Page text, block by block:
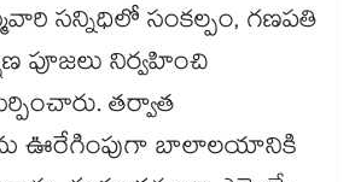
సన్నిధిలో సంకల్పం, గణపతి
పూజలు నిర్వహించి
తర్వాత
ఊరేగింపుగా బాలాలయానికి